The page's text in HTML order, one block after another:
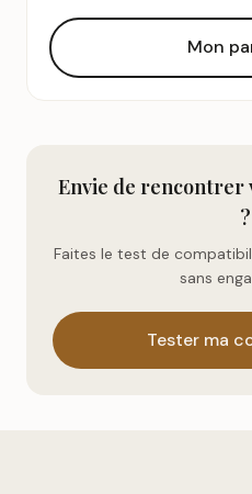
Mon
Envie de rencontrer
?
Faites le test de
sans
Tester ma